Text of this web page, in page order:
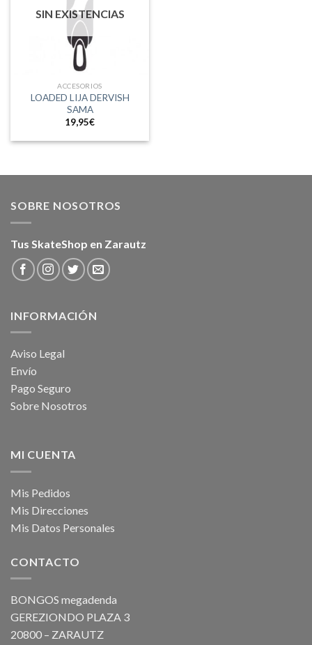
SIN EXISTENCIAS
ACCESORIOS
LOADED LIJA DERVISH
SAMA
19,95€
SOBRE NOSOTROS
Tus SkateShop en Zarautz
INFORMACIÓN
Aviso Legal
Envío
Pago Seguro
Sobre Nosotros
MI CUENTA
Mis Pedidos
Mis Direcciones
Mis Datos Personales
CONTACTO
BONGOS megadenda
GEREZIONDO PLAZA 3
20800 – ZARAUTZ